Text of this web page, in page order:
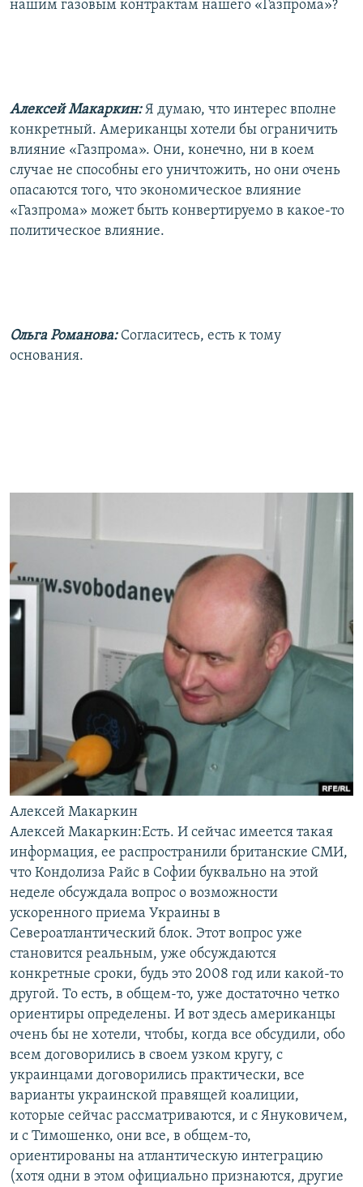
нашим газовым контрактам нашего «Газпрома»?
Алексей Макаркин: Я думаю, что интерес вполне
конкретный. Американцы хотели бы ограничить
влияние «Газпрома». Они, конечно, ни в коем
случае не способны его уничтожить, но они очень
опасаются того, что экономическое влияние
«Газпрома» может быть конвертируемо в какое-то
политическое влияние.
Ольга Романова: Согласитесь, есть к тому
основания.
Алексей Макаркин
Алексей Макаркин:Есть. И сейчас имеется такая
информация, ее распространили британские СМИ,
что Кондолиза Райс в Софии буквально на этой
неделе обсуждала вопрос о возможности
ускоренного приема Украины в
Североатлантический блок. Этот вопрос уже
становится реальным, уже обсуждаются
конкретные сроки, будь это 2008 год или какой-то
другой. То есть, в общем-то, уже достаточно четко
ориентиры определены. И вот здесь американцы
очень бы не хотели, чтобы, когда все обсудили, обо
всем договорились в своем узком кругу, с
украинцами договорились практически, все
варианты украинской правящей коалиции,
которые сейчас рассматриваются, и с Януковичем,
и с Тимошенко, они все, в общем-то,
ориентированы на атлантическую интеграцию
(хотя одни в этом официально признаются, другие